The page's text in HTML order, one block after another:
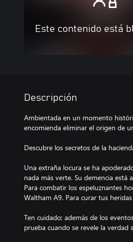
Este contenido está
Descripción
Ambientada en un momento
encomienda eliminar el origen de
Descubre los secretos de la
Una extraña locura se ha
nada más verte. Su demencia
Para combatir los espeluznantes
Waltham A9. Para curar tus
Ten cuidado; además de los
prueba cuando se revele la